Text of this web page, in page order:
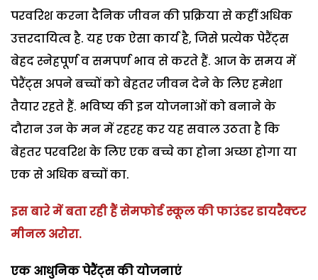
परवरिश करना दैनिक जीवन की प्रक्रिया से कहीं अधिक
उत्तरदायित्व है. यह एक ऐसा कार्य है, जिसे प्रत्येक पेरैंट्स
बेहद स्नेहपूर्ण व समपर्ण भाव से करते हैं. आज के समय में
पेरैंट्स अपने बच्चों को बेहतर जीवन देने के लिए हमेशा
तैयार रहते हैं. भविष्य की इन योजनाओं को बनाने के
दौरान उन के मन में रहरह कर यह सवाल उठता है कि
बेहतर परवरिश के लिए एक बच्चे का होना अच्छा होगा या
एक से अधिक बच्चों का.
इस बारे में बता रही हैं सेमफोर्ड स्कूल की फाउंडर डायरैक्टर
मीनल अरोरा.
एक आधुनिक पेरैंट्स की योजनाएं